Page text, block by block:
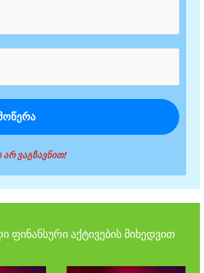
არ ვაგზავნით!
ფინანსური აქტივების მიხედვით